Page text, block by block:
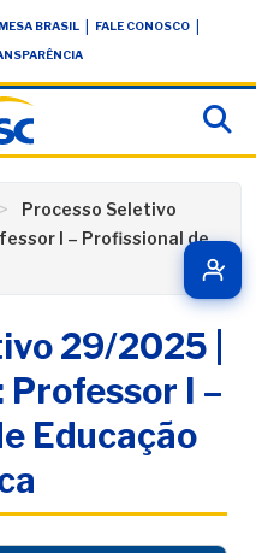
MESA BRASIL FALE CONOSCO
Processo Seletivo
I – Profissional de
29/2025 |
Professor I –
Educação